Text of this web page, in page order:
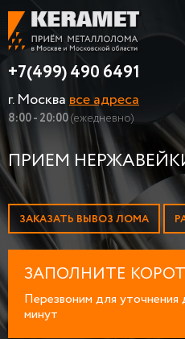
+7(499) 490 6491
г. Москвавсе адреса
8:00 - 20:00(ежедневно)
ПРИЕМ
ЗАКАЗАТЬ ВЫВОЗ ЛОМА
ЗАПОЛНИТЕ
Перезвоним для уточнения
минут